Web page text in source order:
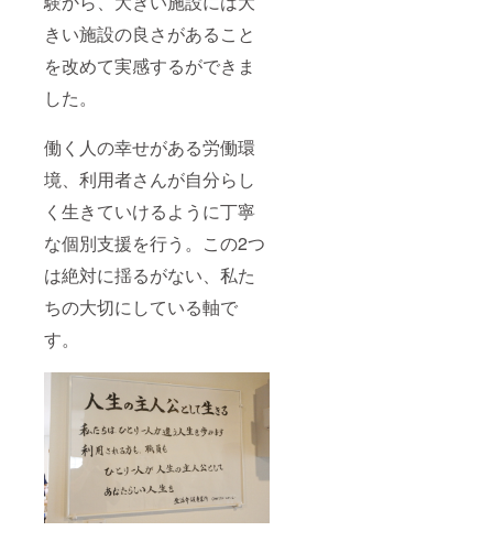
きい施設の良さがあること
を改めて実感するができま
した。
働く人の幸せがある労働環
境、利用者さんが自分らし
く生きていけるように丁寧
な個別支援を行う。この2つ
は絶対に揺るがない、私た
ちの大切にしている軸で
す。